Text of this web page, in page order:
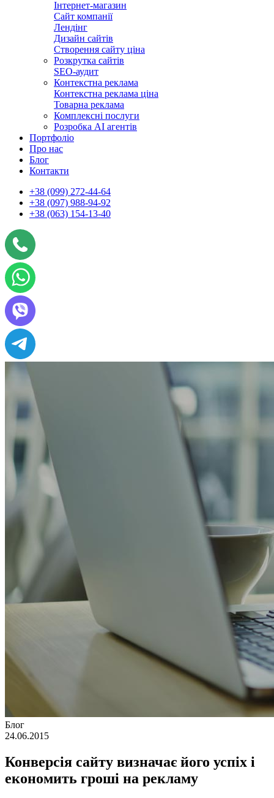
Інтернет-магазин
Сайт компанії
Лендінг
Дизайн сайтів
Створення сайту ціна
Розкрутка сайтів
SEO-аудит
Контекстна реклама
Контекстна реклама ціна
Товарна реклама
Комплексні послуги
Розробка АІ агентів
Портфоліо
Про нас
Блог
Контакти
+38 (099) 272-44-64
+38 (097) 988-94-92
+38 (063) 154-13-40
Блог
24.06.2015
Конверсія сайту визначає його успіх і
економить гроші на рекламу